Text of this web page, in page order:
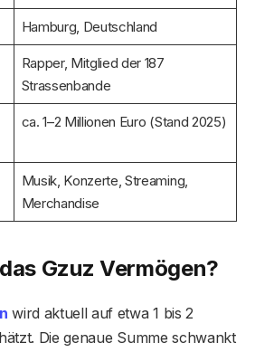
Hamburg, Deutschland
Rapper, Mitglied der 187
Strassenbande
ca. 1–2 Millionen Euro (Stand 2025)
Musik, Konzerte, Streaming,
Merchandise
Gzuz Vermögen?
wird aktuell auf etwa 1 bis 2
Die genaue Summe schwankt